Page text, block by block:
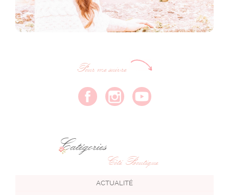
Pour me suivre
Catégories
Côté Boutique
ACTUALITÉ